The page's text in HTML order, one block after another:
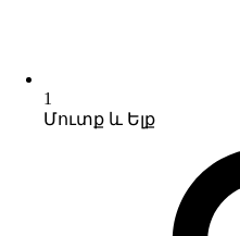
1
Մուտք և Ելք